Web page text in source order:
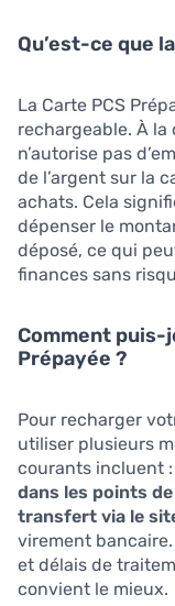
Qu’est-ce que
La Carte PCS
rechargeable. À la
n’autorise pas
de l’argent sur la
achats. Cela
dépenser le
déposé, ce qui
finances sans
Comment puis-
Prépayée ?
Pour recharger
utiliser plusieurs
courants incluent :
dans les points
transfert via le
virement
et délais de
convient le mieux.